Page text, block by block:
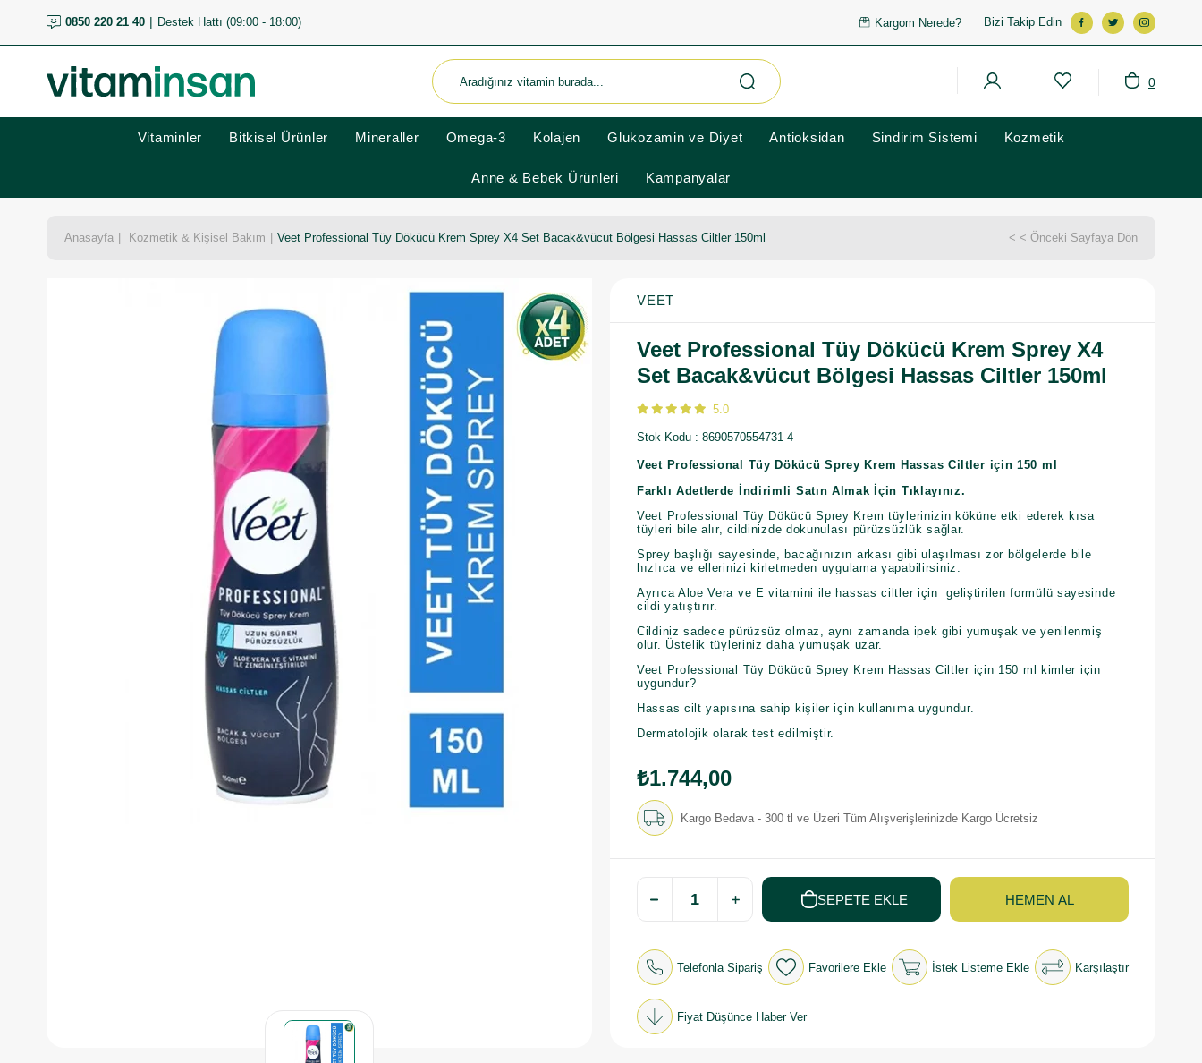
0850 220 21 40 Destek Hattı (09:00 - 18:00) Kargom Nerede? Bizi Takip Edin
0
Vitaminler Bitkisel Ürünler Mineraller Omega-3 Kolajen Glukozamin ve Diyet Antioksidan Sindirim Sistemi Kozmetik
Anne & Bebek Ürünleri Kampanyalar
Anasayfa Kozmetik & Kişisel Bakım Veet Professional Tüy Dökücü Krem Sprey X4 Set Bacak&vücut Bölgesi Hassas Ciltler 150ml < < Önceki Sayfaya Dön
VEET
Veet Professional Tüy Dökücü Krem Sprey X4
Set Bacak&vücut Bölgesi Hassas Ciltler 150ml
5.0
Stok Kodu 8690570554731-4
Veet Professional Tüy Dökücü Sprey Krem Hassas Ciltler için 150 ml
Farklı Adetlerde İndirimli Satın Almak İçin Tıklayınız.
Veet Professional Tüy Dökücü Sprey Krem tüylerinizin köküne etki ederek kısa
tüyleri bile alır, cildinizde dokunulası pürüzsüzlük sağlar.
Sprey başlığı sayesinde, bacağınızın arkası gibi ulaşılması zor bölgelerde bile
hızlıca ve ellerinizi kirletmeden uygulama yapabilirsiniz.
Ayrıca Aloe Vera ve E vitamini ile hassas ciltler için geliştirilen formülü sayesinde
cildi yatıştırır.
Cildiniz sadece pürüzsüz olmaz, aynı zamanda ipek gibi yumuşak ve yenilenmiş
olur. Üstelik tüyleriniz daha yumuşak uzar.
Veet Professional Tüy Dökücü Sprey Krem Hassas Ciltler için 150 ml kimler için
uygundur?
Hassas cilt yapısına sahip kişiler için kullanıma uygundur.
Dermatolojik olarak test edilmiştir.
₺1.744,00
Kargo Bedava - 300 tl ve Üzeri Tüm Alışverişlerinizde Kargo Ücretsiz
Telefonla Sipariş Favorilere Ekle İstek Listeme Ekle Karşılaştır
Fiyat Düşünce Haber Ver